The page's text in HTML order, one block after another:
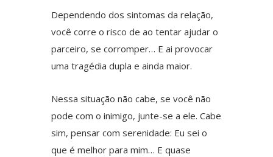
Dependendo dos sintomas da relação,
você corre o risco de ao tentar ajudar o
parceiro, se corromper… E ai provocar
uma tragédia dupla e ainda maior.
Nessa situação não cabe, se você não
pode com o inimigo, junte-se a ele. Cabe
sim, pensar com serenidade: Eu sei o
que é melhor para mim… E quase